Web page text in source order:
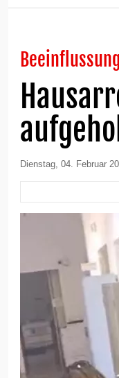
Dienstag, 04. Februar